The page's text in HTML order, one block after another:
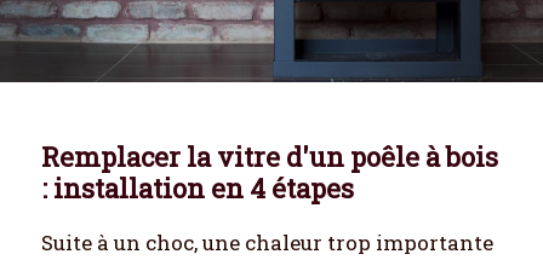
Remplacer la vitre d'un poêle à bois
: installation en 4 étapes
Suite à un choc, une chaleur trop importante